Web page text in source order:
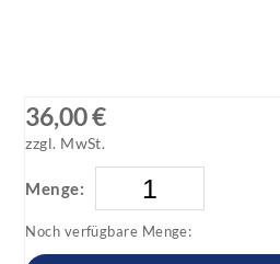
36,00 €
zzgl. MwSt.
Menge:
Noch verfügbare Menge: